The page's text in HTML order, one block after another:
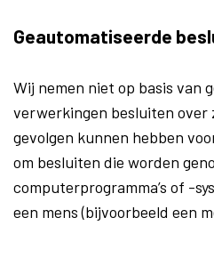
Geautomatiseerde
Wij nemen niet op basis van
verwerkingen besluiten over
gevolgen kunnen hebben
om besluiten die worden
computerprogramma’s of -
een mens (bijvoorbeeld een